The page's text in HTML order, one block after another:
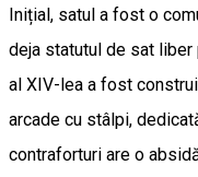
Inițial, satul a fost o
deja statutul de sat liber
al XIV-lea a fost
arcade cu stâlpi,
contraforturi are o